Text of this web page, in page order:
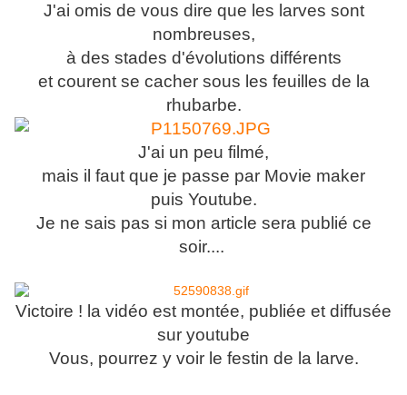
J'ai omis de vous dire que les larves sont
nombreuses,
à des stades d'évolutions différents
et courent se cacher sous les feuilles de la
rhubarbe.
J'ai un peu filmé,
mais il faut que je passe par Movie maker
puis Youtube.
Je ne sais pas si mon article sera publié ce
soir....
Victoire ! la vidéo est montée, publiée et diffusée
sur youtube
Vous, pourrez y voir le festin de la larve.